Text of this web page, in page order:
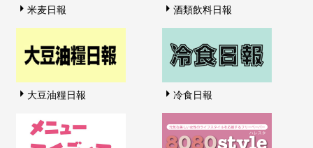
米麦日報 酒類飲料日報
大豆油糧日報 冷食日報